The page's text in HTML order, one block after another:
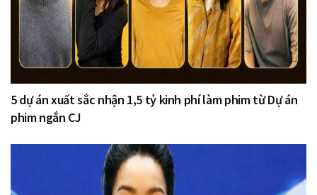
5 dự án xuất sắc nhận 1,5 tỷ kinh phí làm phim từ Dự án
phim ngắn CJ